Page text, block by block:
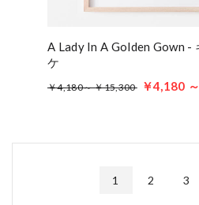
A Lady In A Golden Gown -
ケ
￥4,180～ ￥15,300 ￥4,180
1 2 3